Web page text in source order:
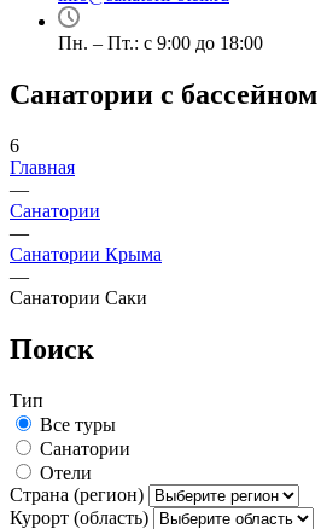
Пн. – Пт.: с 9:00 до 18:00
Санатории с
6
Главная
—
Санатории
—
Санатории Крыма
—
Санатории Саки
Поиск
Тип
Все туры
Санатории
Отели
Страна (регион)
Курорт (область)